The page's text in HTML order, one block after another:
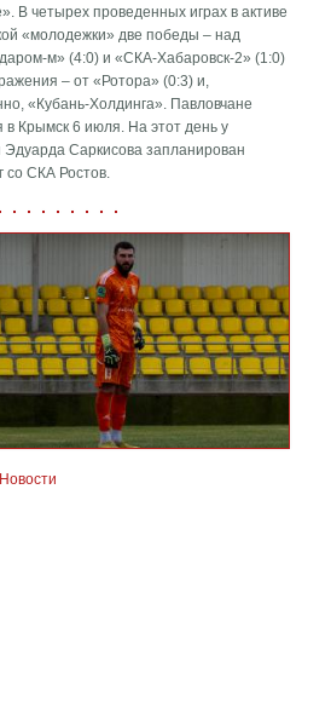
В четырех проведенных играх в активе
«молодежки» две победы – над
м» (4:0) и «СКА-Хабаровск-2» (1:0)
– от «Ротора» (0:3) и,
«Кубань-Холдинга». Павловчане
в Крымск 6 июля. На этот день у
Саркисова запланирован
со СКА Ростов.
Новости